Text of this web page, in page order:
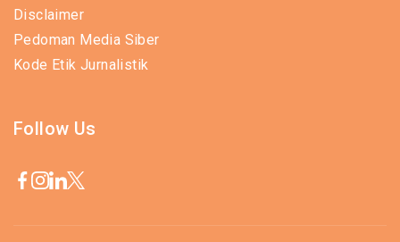
Disclaimer
Pedoman Media Siber
Kode Etik Jurnalistik
Follow Us